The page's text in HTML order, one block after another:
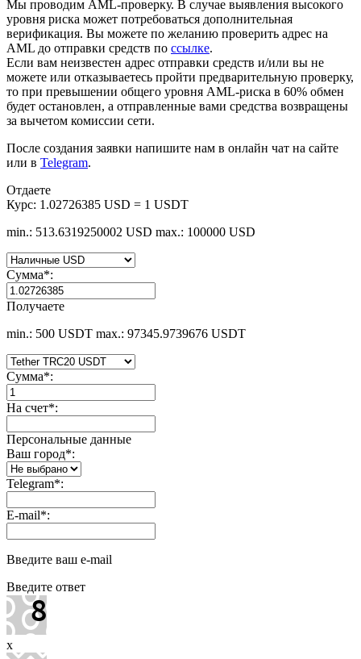
Мы проводим AML-проверку. В случае выявления высокого
уровня риска может потребоваться дополнительная
верификация. Вы можете по желанию проверить адрес на
AML до отправки средств по ссылке.
Если вам неизвестен адрес отправки средств и/или вы не
можете или отказываетесь пройти предварительную проверку,
то при превышении общего уровня AML-риска в 60% обмен
будет остановлен, а отправленные вами средства возвращены
за вычетом комиссии сети.
После создания заявки напишите нам в онлайн чат на сайте
или в Telegram.
Отдаете
Курс: 1.02726385 USD = 1 USDT
min.: 513.6319250002 USD max.: 100000 USD
Сумма*:
Получаете
min.: 500 USDT max.: 97345.9739676 USDT
Сумма*:
На счет*:
Персональные данные
Ваш город*:
Telegram*:
E-mail*:
Введите ваш e-mail
Введите ответ
x